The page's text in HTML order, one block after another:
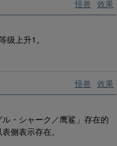
怪兽 效果
上升1。
怪兽 效果
・シャーク／鹰鲨」存在的
侧表示存在。